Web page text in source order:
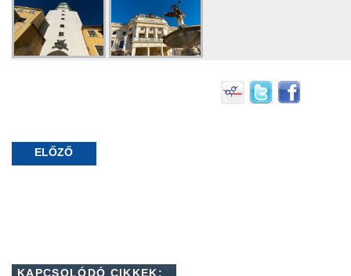
ELŐZŐ
KAPCSOLÓDÓ CIKKEK: